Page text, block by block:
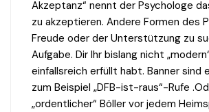
Akzeptanz“ nennt der Psychologe
zu akzeptieren. Andere Formen des
Freude oder der Unterstützung zu
Aufgabe. Dir Ihr bislang nicht
einfallsreich erfüllt habt. Banner sind
zum Beispiel „DFB-ist-raus“-Rufe
„ordentlicher“ Böller vor jedem